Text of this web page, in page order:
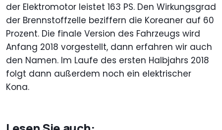
der Elektromotor leistet 163 PS. Den Wirkungsgrad
der Brennstoffzelle beziffern die Koreaner auf 60
Prozent. Die finale Version des Fahrzeugs wird
Anfang 2018 vorgestellt, dann erfahren wir auch
den Namen. Im Laufe des ersten Halbjahrs 2018
folgt dann außerdem noch ein elektrischer
Kona.